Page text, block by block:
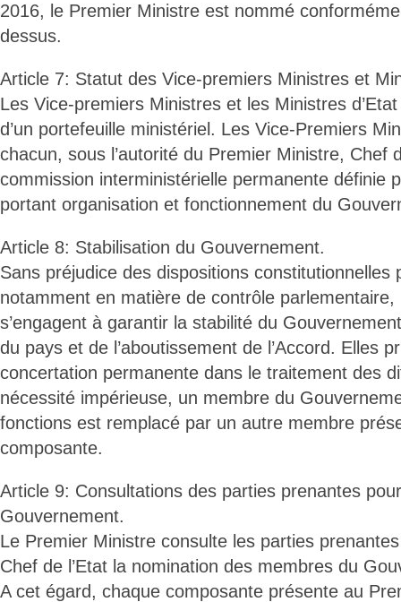
2016, le Premier Ministre est nommé
dessus.
Article 7: Statut des Vice-premiers Ministres et
Les Vice-premiers Ministres et les Ministres
d’un portefeuille ministériel. Les Vice-Premiers
chacun, sous l’autorité du Premier Ministre, Chef
commission interministérielle permanente définie
portant organisation et fonctionnement du
Article 8: Stabilisation du Gouvernement.
Sans préjudice des dispositions constitutionnelles
notamment en matière de contrôle
s’engagent à garantir la stabilité du
du pays et de l’aboutissement de l’Accord. Elles
concertation permanente dans le traitement des
nécessité impérieuse, un membre du
fonctions est remplacé par un autre membre
composante.
Article 9: Consultations des parties prenantes
Gouvernement.
Le Premier Ministre consulte les parties
Chef de l’Etat la nomination des membres du
A cet égard, chaque composante présente au